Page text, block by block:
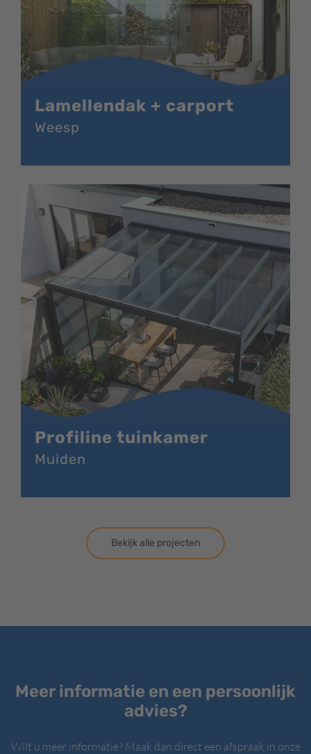
Lamellendak + carport
Weesp
Profiline tuinkamer
Muiden
Bekijk alle projecten
Meer informatie en een persoonlijk
advies?
Wilt u meer informatie? Maak dan direct een afspraak in onze